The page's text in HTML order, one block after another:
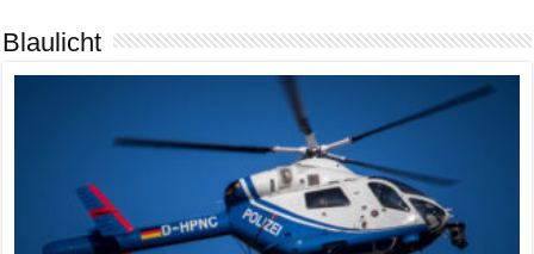
Blaulicht